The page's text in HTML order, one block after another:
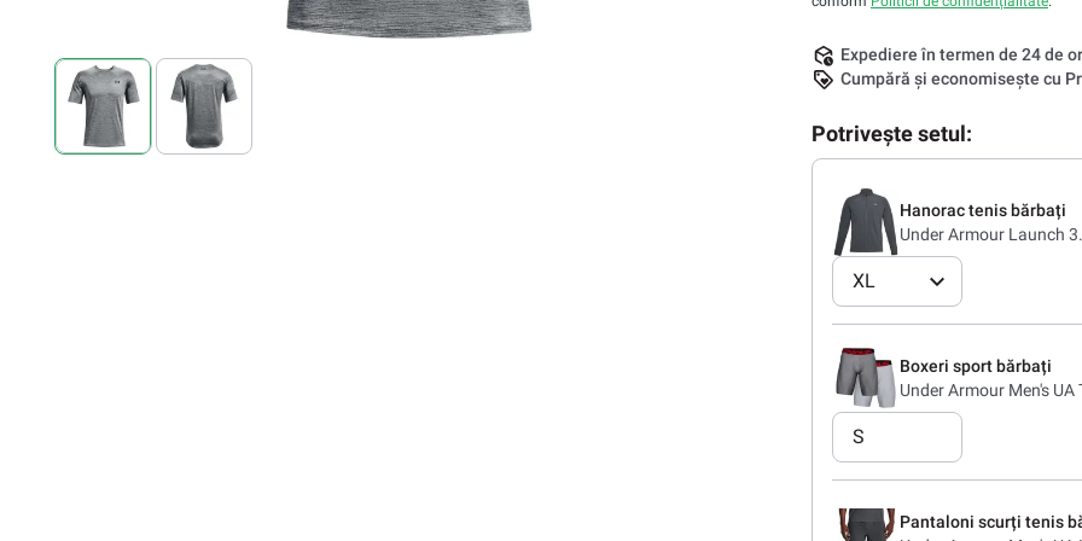
Expediere în termen de 24 de
Cumpără și economisește cu
Potrivește setul:
Hanorac tenis bărbați
Under Armour Launch
XL
Boxeri sport bărbați
Under Armour Men's
S
Pantaloni scurți tenis